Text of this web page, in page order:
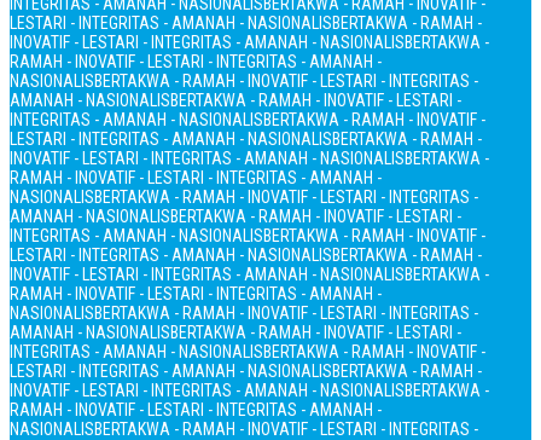
LESTARI - INTEGRITAS - AMANAH - NASIONALISBERTAKWA - RAMAH -
INOVATIF - LESTARI - INTEGRITAS - AMANAH - NASIONALISBERTAKWA -
RAMAH - INOVATIF - LESTARI - INTEGRITAS - AMANAH -
NASIONALISBERTAKWA - RAMAH - INOVATIF - LESTARI - INTEGRITAS -
AMANAH - NASIONALISBERTAKWA - RAMAH - INOVATIF - LESTARI -
INTEGRITAS - AMANAH - NASIONALISBERTAKWA - RAMAH - INOVATIF -
LESTARI - INTEGRITAS - AMANAH - NASIONALISBERTAKWA - RAMAH -
INOVATIF - LESTARI - INTEGRITAS - AMANAH - NASIONALISBERTAKWA -
RAMAH - INOVATIF - LESTARI - INTEGRITAS - AMANAH -
NASIONALISBERTAKWA - RAMAH - INOVATIF - LESTARI - INTEGRITAS -
AMANAH - NASIONALISBERTAKWA - RAMAH - INOVATIF - LESTARI -
INTEGRITAS - AMANAH - NASIONALISBERTAKWA - RAMAH - INOVATIF -
LESTARI - INTEGRITAS - AMANAH - NASIONALISBERTAKWA - RAMAH -
INOVATIF - LESTARI - INTEGRITAS - AMANAH - NASIONALISBERTAKWA -
RAMAH - INOVATIF - LESTARI - INTEGRITAS - AMANAH -
NASIONALISBERTAKWA - RAMAH - INOVATIF - LESTARI - INTEGRITAS -
AMANAH - NASIONALISBERTAKWA - RAMAH - INOVATIF - LESTARI -
INTEGRITAS - AMANAH - NASIONALISBERTAKWA - RAMAH - INOVATIF -
LESTARI - INTEGRITAS - AMANAH - NASIONALISBERTAKWA - RAMAH -
INOVATIF - LESTARI - INTEGRITAS - AMANAH - NASIONALISBERTAKWA -
RAMAH - INOVATIF - LESTARI - INTEGRITAS - AMANAH -
NASIONALISBERTAKWA - RAMAH - INOVATIF - LESTARI - INTEGRITAS -